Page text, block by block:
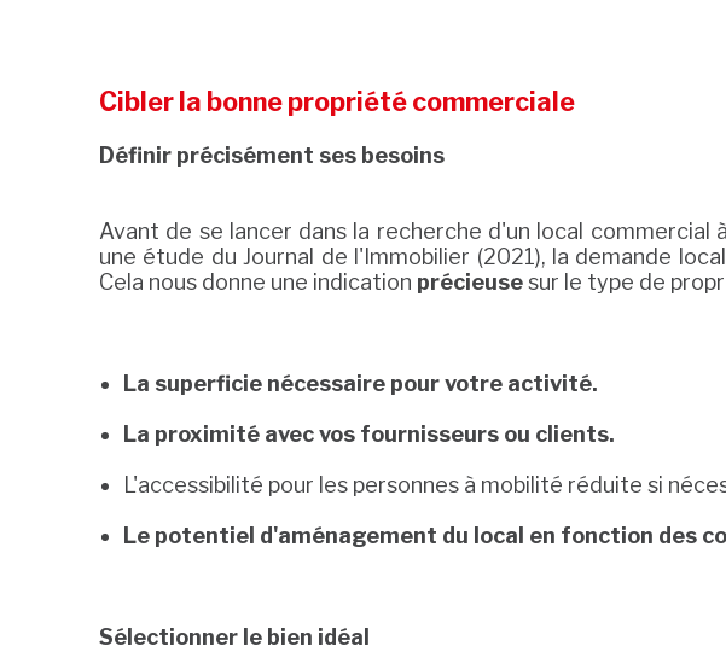
Cibler la bonne propriété commerciale
Définir précisément ses besoins
Avant de se lancer dans la recherche d'un local
une étude du Journal de l'Immobilier (2021), la demande
Cela nous donne une indication précieusesur le type de
La superficie nécessaire pour votre activité.
La proximité avec vos fournisseurs ou clients.
L'accessibilité pour les personnes à mobilité réduite si
Le potentiel d'aménagement du local en fonction des
Sélectionner le bien idéal